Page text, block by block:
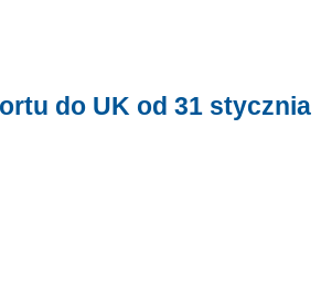
do UK od 31 stycznia